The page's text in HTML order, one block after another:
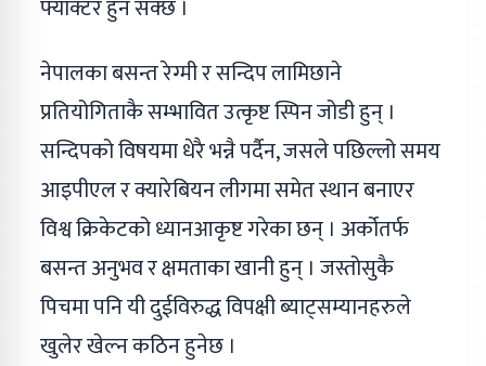
फ्याक्टर हुन सक्छ ।
नेपालका बसन्त रेग्मी र सन्दिप लामिछाने
प्रतियोगिताकै सम्भावित उत्कृष्ट स्पिन जोडी हुन् ।
सन्दिपको विषयमा धेरै भन्नै पर्दैन, जसले पछिल्लो समय
आइपीएल र क्यारेबियन लीगमा समेत स्थान बनाएर
विश्व क्रिकेटको ध्यानआकृष्ट गरेका छन् । अर्कोतर्फ
बसन्त अनुभव र क्षमताका खानी हुन् । जस्तोसुकै
पिचमा पनि यी दुईविरुद्ध विपक्षी ब्याट्सम्यानहरुले
खुलेर खेल्न कठिन हुनेछ ।